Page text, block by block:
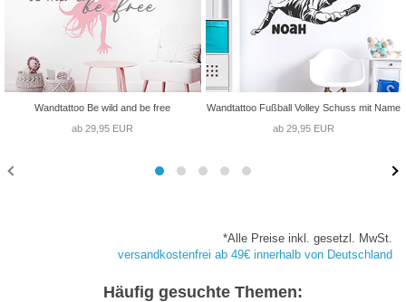
Wandtattoo Be wild and be free
ab 29,95 EUR
Wandtattoo Fußball Volley Schuss mit Name
ab 29,95 EUR
*Alle Preise inkl. gesetzl. MwSt.
versandkostenfrei ab 49€ innerhalb von Deutschland
Häufig gesuchte Themen: